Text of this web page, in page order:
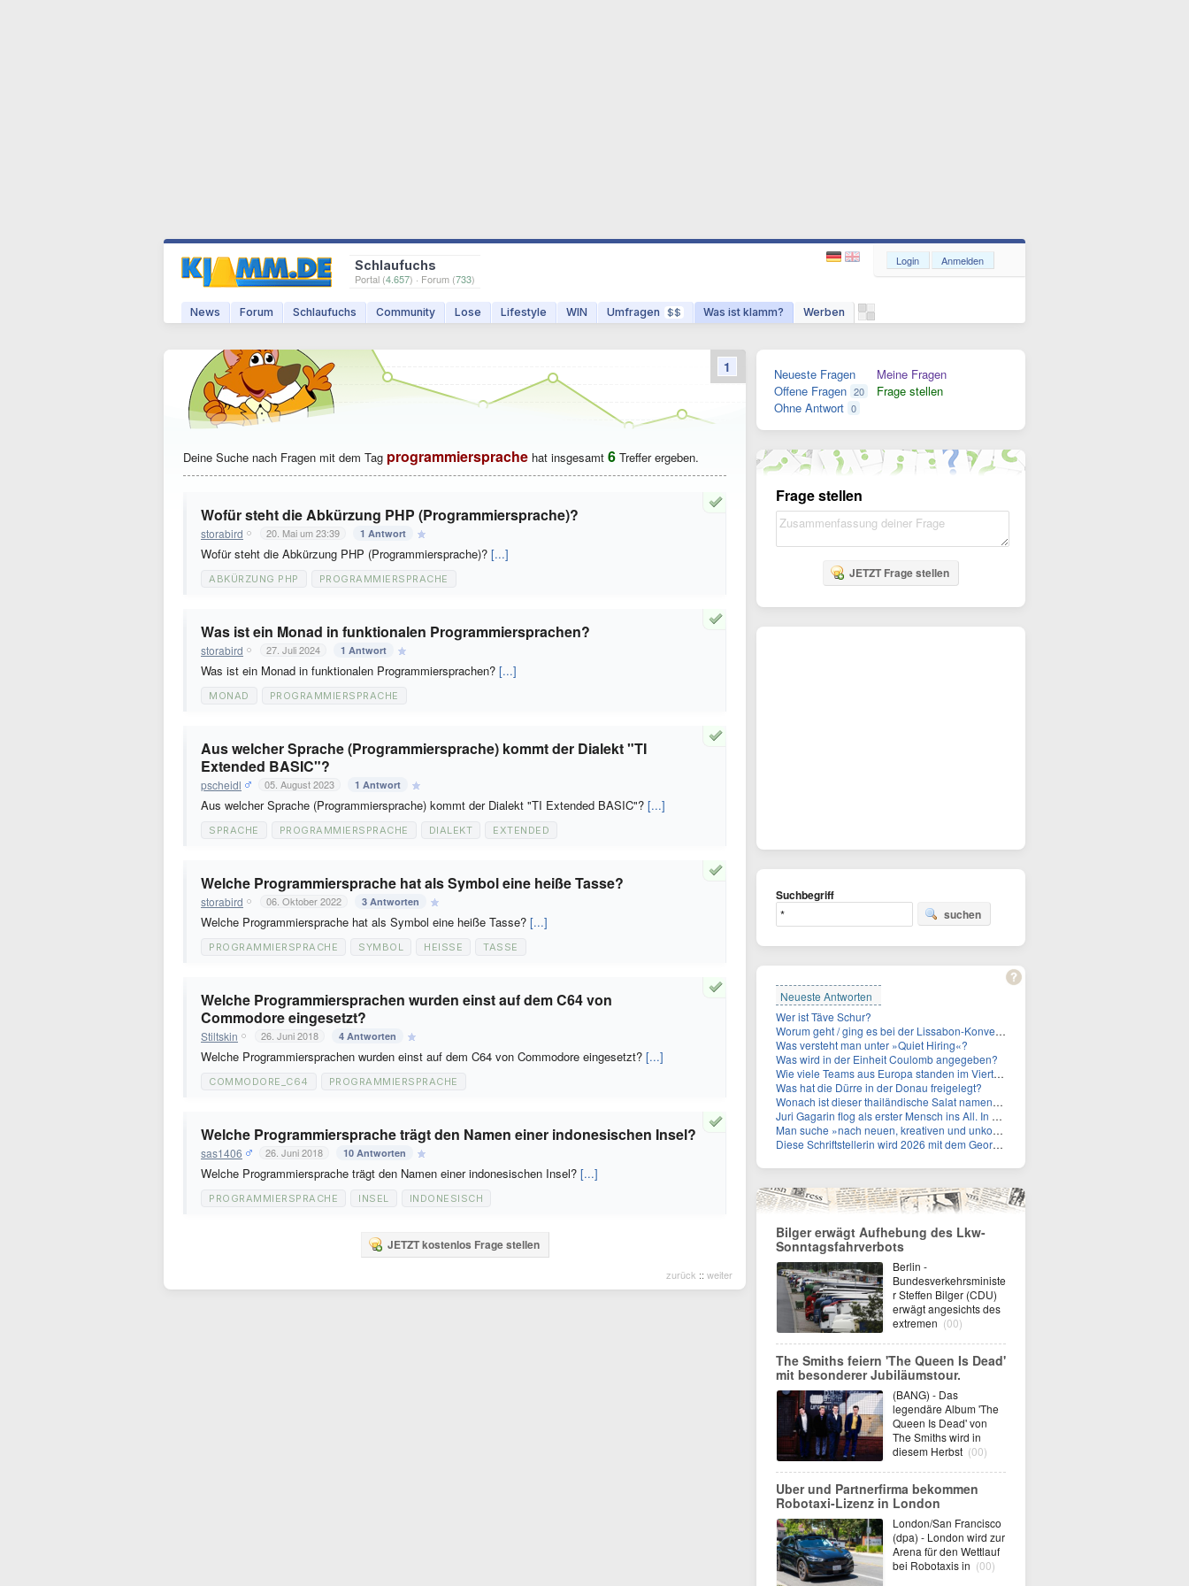
Schlaufuchs
Portal (4.657) · Forum (733)
News Forum Schlaufuchs Community Lose Lifestyle WIN Umfragen $$ Was ist klamm? Werben
Login Anmelden
Deine Suche nach Fragen mit dem Tag programmiersprache hat insgesamt 6 Treffer ergeben.
Wofür steht die Abkürzung PHP (Programmiersprache)?
storabird 20. Mai um 23:39 1 Antwort
Wofür steht die Abkürzung PHP (Programmiersprache)? [...]
ABKÜRZUNG PHP PROGRAMMIERSPRACHE
Was ist ein Monad in funktionalen Programmiersprachen?
storabird 27. Juli 2024 1 Antwort
Was ist ein Monad in funktionalen Programmiersprachen? [...]
MONAD PROGRAMMIERSPRACHE
Aus welcher Sprache (Programmiersprache) kommt der Dialekt "TI
Extended BASIC"?
pscheidl 05. August 2023 1 Antwort
Aus welcher Sprache (Programmiersprache) kommt der Dialekt "TI Extended BASIC"? [...]
SPRACHE PROGRAMMIERSPRACHE DIALEKT EXTENDED
Welche Programmiersprache hat als Symbol eine heiße Tasse?
storabird 06. Oktober 2022 3 Antworten
Welche Programmiersprache hat als Symbol eine heiße Tasse? [...]
PROGRAMMIERSPRACHE SYMBOL HEISSE TASSE
Welche Programmiersprachen wurden einst auf dem C64 von
Commodore eingesetzt?
Stiltskin 26. Juni 2018 4 Antworten
Welche Programmiersprachen wurden einst auf dem C64 von Commodore eingesetzt? [...]
COMMODORE_C64 PROGRAMMIERSPRACHE
Welche Programmiersprache trägt den Namen einer indonesischen Insel?
sas1406 26. Juni 2018 10 Antworten
Welche Programmiersprache trägt den Namen einer indonesischen Insel? [...]
PROGRAMMIERSPRACHE INSEL INDONESISCH
JETZT kostenlos Frage stellen
zurück :: weiter
1
Neueste Fragen
Offene Fragen 20
Ohne Antwort 0
Meine Fragen
Frage stellen
Frage stellen
JETZT Frage stellen
Suchbegriff
suchen
Neueste Antworten
Wer ist Täve Schur?
Worum geht / ging es bei der Lissabon-Konvention?
Was versteht man unter »Quiet Hiring«?
Was wird in der Einheit Coulomb angegeben?
Wie viele Teams aus Europa standen im Viertelfinale der Fußball-WM 2026 in Mexiko, den USA und Kanada?
Was hat die Dürre in der Donau freigelegt?
Wonach ist dieser thailändische Salat namens Nam Tok benannt?
Juri Gagarin flog als erster Mensch ins All. In welchem Jahr?
Man suche »nach neuen, kreativen und unkonventionellen« Ideen im Umgang mit dem Iran, schrieb das US-Militär. An wen?
Diese Schriftstellerin wird 2026 mit dem Georg-Büchner-Preis ausgezeichnet. Wie heißt sie?
Bilger erwägt Aufhebung des Lkw-
Sonntagsfahrverbots
Berlin -
Bundesverkehrsministe
r Steffen Bilger (CDU)
erwägt angesichts des
extremen (00)
The Smiths feiern 'The Queen Is Dead'
mit besonderer Jubiläumstour.
(BANG) - Das
legendäre Album 'The
Queen Is Dead' von
The Smiths wird in
diesem Herbst (00)
Uber und Partnerfirma bekommen
Robotaxi-Lizenz in London
London/San Francisco
(dpa) - London wird zur
Arena für den Wettlauf
bei Robotaxis in (00)